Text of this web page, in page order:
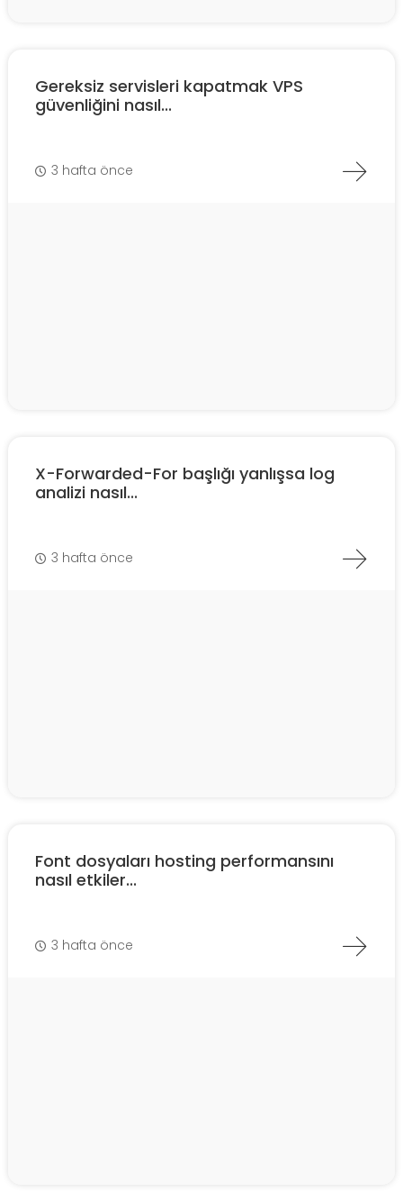
Gereksiz servisleri kapatmak VPS
güvenliğini nasıl...
3 hafta önce
X-Forwarded-For başlığı yanlışsa log
analizi nasıl...
3 hafta önce
Font dosyaları hosting performansını
nasıl etkiler...
3 hafta önce